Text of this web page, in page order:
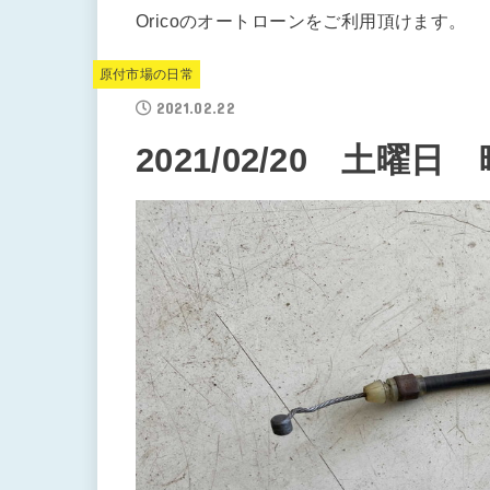
Oricoのオートローンをご利用頂けます。
原付市場の日常
2021.02.22
2021/02/20 土曜日